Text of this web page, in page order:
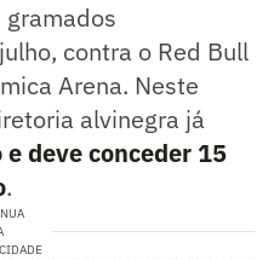
gramados
contra o Red Bull
Arena. Neste
alvinegra já
deve conceder 15
.